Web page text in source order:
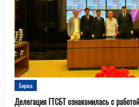
Биржа
Делегация ГТСБТ ознакомилась с